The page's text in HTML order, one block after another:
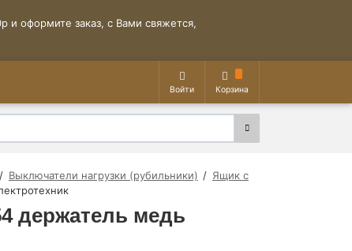
и оформите заказ, с Вами свяжется,
Войти Корзина
Выключатели нагрузки (рубильники)
Ящик с
держатель медь